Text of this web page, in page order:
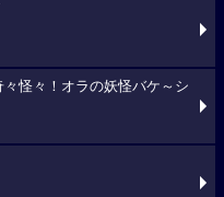
怪々！オラの妖怪バケ～シ